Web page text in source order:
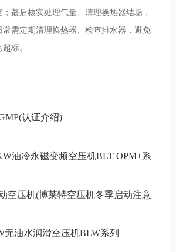
蕞后核实处理气量、清理换热器结垢，
常需定期清理换热器、检查排水器，避免
标。
认证介绍)
油冷永磁变频空压机BLT OPM+系
空压机(博莱特空压机冬季启动注意
无油水润滑空压机BLW系列